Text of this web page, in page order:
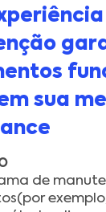
sua
de